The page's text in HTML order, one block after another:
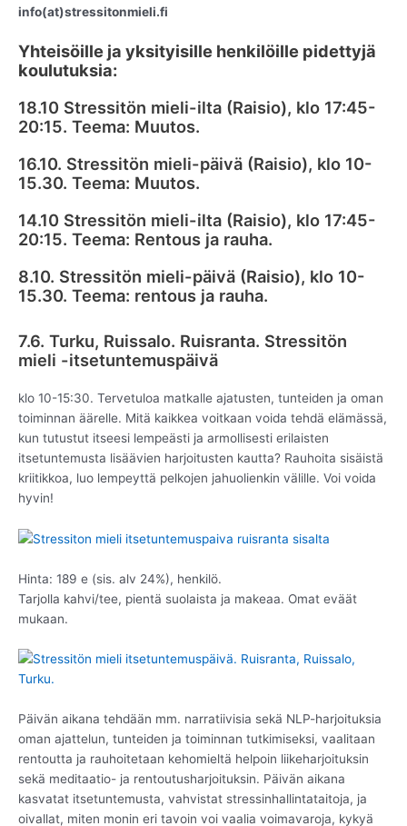
info(at)stressitonmieli.fi
Yhteisöille ja yksityisille henkilöille pidettyjä
koulutuksia:
18.10 Stressitön mieli-ilta (Raisio), klo 17:45-
20:15. Teema: Muutos.
16.10. Stressitön mieli-päivä (Raisio), klo 10-
15.30. Teema: Muutos.
14.10 Stressitön mieli-ilta (Raisio), klo 17:45-
20:15. Teema: Rentous ja rauha.
8.10. Stressitön mieli-päivä (Raisio), klo 10-
15.30. Teema: rentous ja rauha.
7.6. Turku, Ruissalo. Ruisranta. Stressitön
mieli -itsetuntemuspäivä
klo 10-15:30. Tervetuloa matkalle ajatusten, tunteiden ja oman
toiminnan äärelle. Mitä kaikkea voitkaan voida tehdä elämässä,
kun tutustut itseesi lempeästi ja armollisesti erilaisten
itsetuntemusta lisäävien harjoitusten kautta? Rauhoita sisäistä
kriitikkoa, luo lempeyttä pelkojen jahuolienkin välille. Voi voida
hyvin!
Hinta: 189 e (sis. alv 24%), henkilö.
Tarjolla kahvi/tee, pientä suolaista ja makeaa. Omat eväät
mukaan.
Päivän aikana tehdään mm. narratiivisia sekä NLP-harjoituksia
oman ajattelun, tunteiden ja toiminnan tutkimiseksi, vaalitaan
rentoutta ja rauhoitetaan kehomieltä helpoin liikeharjoituksin
sekä meditaatio- ja rentoutusharjoituksin. Päivän aikana
kasvatat itsetuntemusta, vahvistat stressinhallintataitoja, ja
oivallat, miten monin eri tavoin voi vaalia voimavaroja, kykyä